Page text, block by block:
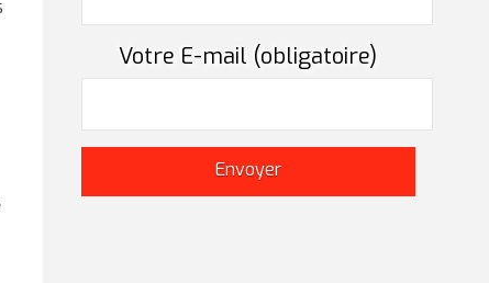
Votre E-mail (obligatoire)